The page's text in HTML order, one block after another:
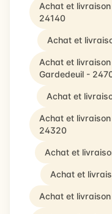
Achat et
24140
Achat et
Achat et
Gardedeuil -
Achat et
Achat et
24320
Achat et
Achat et
Achat et